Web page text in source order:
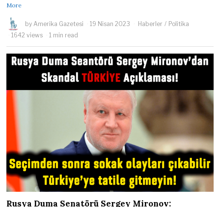
More
byAmerika Gazetesi 19 Nisan 2023 Haberler / Politika
1642 views
1 min read
Rusya Duma Senatörü Sergey Mironov: